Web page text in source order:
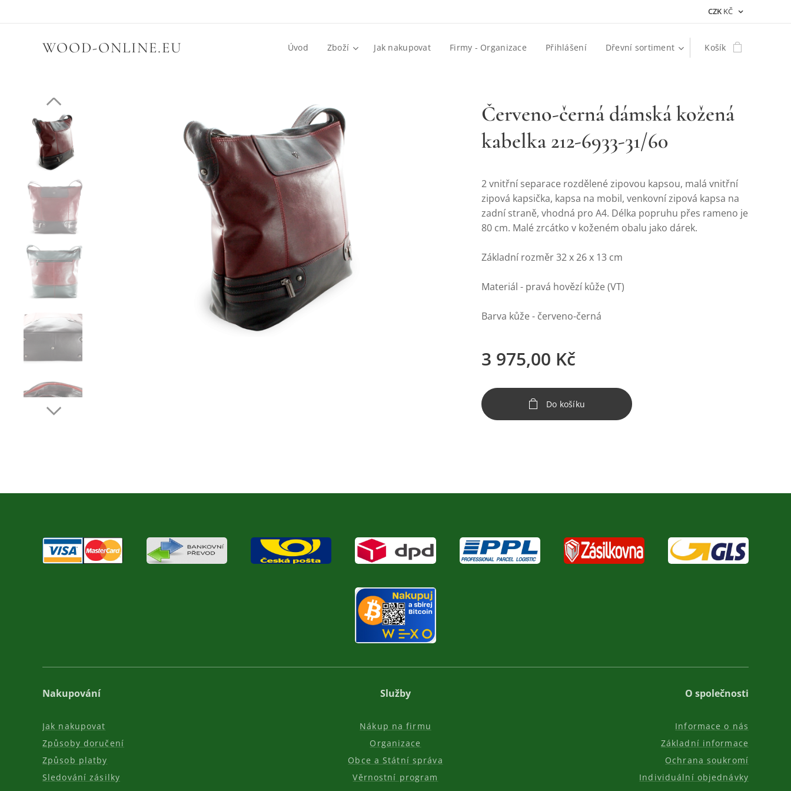
CZK KČ
WOOD-ONLINE.EU Úvod Zboží Jak nakupovat Firmy - Organizace Přihlášení Dřevní sortiment Košík
Červeno-černá dámská kožená
kabelka 212-6933-31/60
2 vnitřní separace rozdělené zipovou kapsou, malá vnitřní
zipová kapsička, kapsa na mobil, venkovní zipová kapsa na
zadní straně, vhodná pro A4. Délka popruhu přes rameno je
80 cm. Malé zrcátko v koženém obalu jako dárek.
Základní rozměr 32 x 26 x 13 cm
Materiál - pravá hovězí kůže (VT)
Barva kůže - červeno-černá
3 975,00 Kč
Do košíku
Nakupování
Jak nakupovat
Způsoby doručení
Způsob platby
Sledování zásilky
Služby
Nákup na firmu
Organizace
Obce a Státní správa
Věrnostní program
O společnosti
Informace o nás
Základní informace
Ochrana soukromí
Individuální objednávky